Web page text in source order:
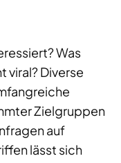
Was
viral? Diverse
Zielgruppen
auf
lässt sich